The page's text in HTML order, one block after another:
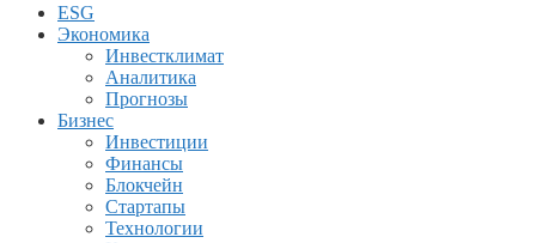
ESG
Экономика
Инвестклимат
Аналитика
Прогнозы
Бизнес
Инвестиции
Финансы
Блокчейн
Стартапы
Технологии